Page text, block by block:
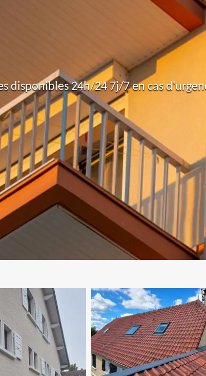
disponibles 24h/24 7j/7 en cas